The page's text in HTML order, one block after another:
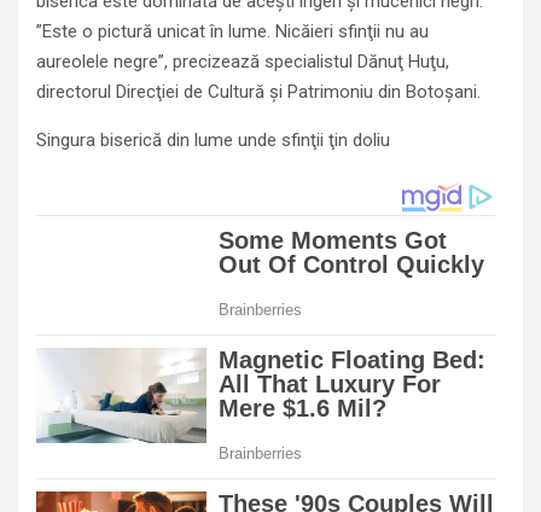
”Este o pictură unicat în lume. Nicăieri sfinţii nu au
aureolele negre”, precizează specialistul Dănuţ Huţu,
directorul Direcţiei de Cultură şi Patrimoniu din Botoşani.
Singura biserică din lume unde sfinţii ţin doliu